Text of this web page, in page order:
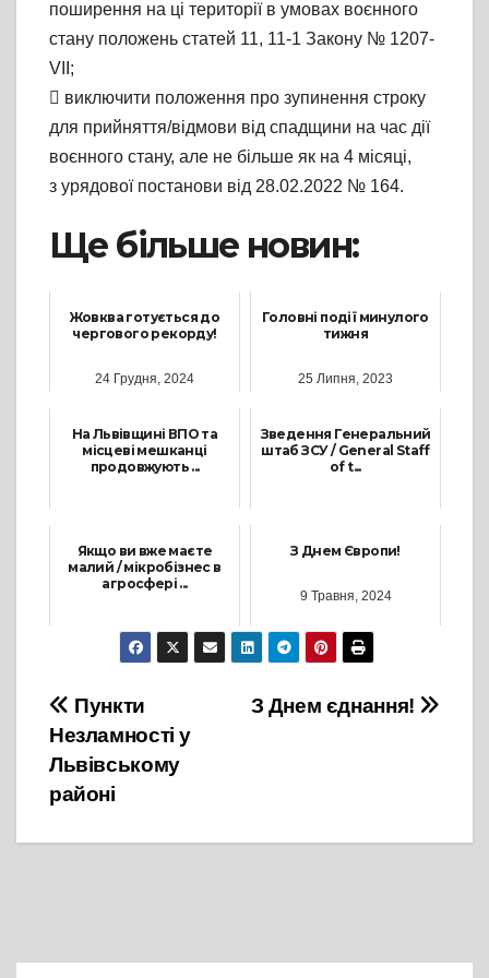
поширення на ці території в умовах воєнного
стану положень статей 11, 11-1 Закону № 1207-
VII;
 виключити положення про зупинення строку
для прийняття/відмови від спадщини на час дії
воєнного стану, але не більше як на 4 місяці,
з урядової постанови від 28.02.2022 № 164.
Ще більше новин:
Жовква готується до
чергового рекорду!
24 Грудня, 2024
Головні події минулого
тижня
25 Липня, 2023
На Львівщині ВПО та
місцеві мешканці
продовжують ...
Зведення Генеральний
штаб ЗСУ / General Staff
of t...
Якщо ви вже маєте
малий / мікробізнес в
агросфері ...
24 Січня, 2025
З Днем Європи!
9 Травня, 2024
Навігація
записів
З Днем єднання!
Пункти
Незламності у
Львівському
районі